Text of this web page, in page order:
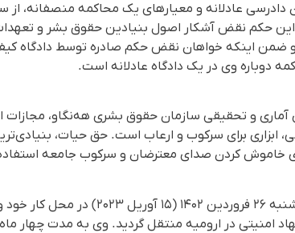
دادرسی عادلانه و معیارهای یک محاکمه منصفانه،
حکم نقض آشکار اصول بنیادین حقوق بشر و
اینکه خواهان نقض حکم صادره توسط دادگاه
دوباره وی در یک دادگاه عادلانه است.
و تحقیقی سازمان حقوق بشری هه‌نگاو، مجازات
ابزاری برای سرکوب و ارعاب است. حق حیات،
خاموش کردن صدای معترضان و سرکوب جامعه
پژمان سلطانی روز شنبه ۲۶
امنیتی در ارومیه منتقل گردید. وی به مدت چهار